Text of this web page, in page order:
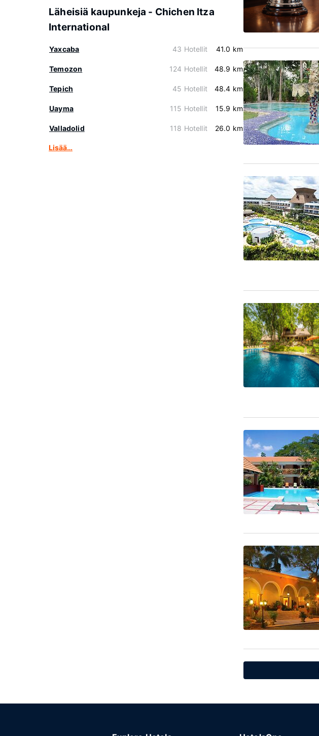
Läheisiä kaupunkeja - Chichen Itza
International
Yaxcaba 43 Hotellit 41.0 km
Temozon 124 Hotellit 48.9 km
Tepich 45 Hotellit 48.4 km
Uayma 115 Hotellit 15.9 km
Valladolid 118 Hotellit 26.0 km
Lisää…